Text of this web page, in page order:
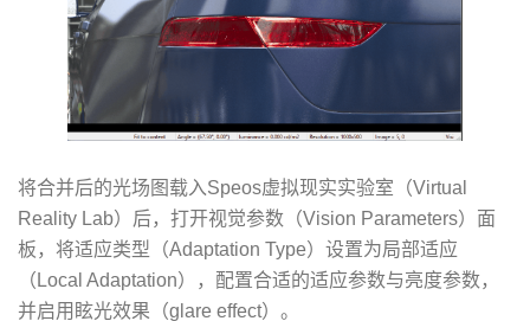
将合并后的光场图载入Speos虚拟现实实验室（Virtual
Reality Lab）后，打开视觉参数（Vision Parameters）面
板，将适应类型（Adaptation Type）设置为局部适应
（Local Adaptation），配置合适的适应参数与亮度参数，
并启用眩光效果（glare effect）。